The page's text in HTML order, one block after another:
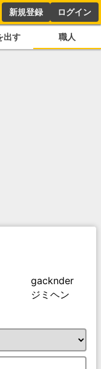
新規登録 ログイン
出す 職人
gacknder
ジミヘン